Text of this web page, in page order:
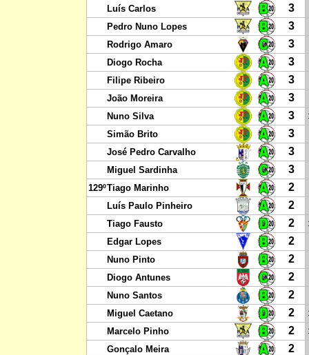
Luís Carlos 3
Pedro Nuno Lopes 3
Rodrigo Amaro 3
Diogo Rocha 3
Filipe Ribeiro 3
João Moreira 3
Nuno Silva 3
Simão Brito 3
José Pedro Carvalho 3
Miguel Sardinha 3
129ºTiago Marinho 2
Luís Paulo Pinheiro 2
Tiago Fausto 2
Edgar Lopes 2
Nuno Pinto 2
Diogo Antunes 2
Nuno Santos 2
Miguel Caetano 2
Marcelo Pinho 2
Gonçalo Meira 2